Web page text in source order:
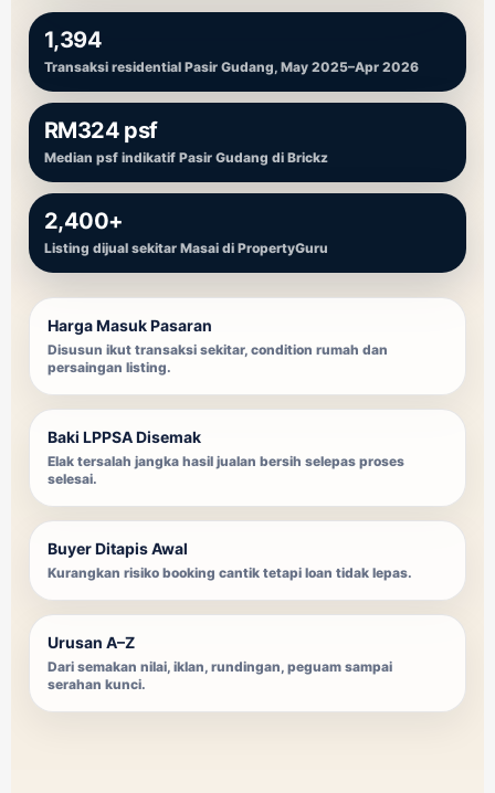
1,394
Transaksi residential Pasir Gudang, May 2025–Apr 2026
RM324 psf
Median psf indikatif Pasir Gudang di Brickz
2,400+
Listing dijual sekitar Masai di PropertyGuru
Harga Masuk Pasaran
Disusun ikut transaksi sekitar, condition rumah dan
persaingan listing.
Baki LPPSA Disemak
Elak tersalah jangka hasil jualan bersih selepas proses
selesai.
Buyer Ditapis Awal
Kurangkan risiko booking cantik tetapi loan tidak lepas.
Urusan A–Z
Dari semakan nilai, iklan, rundingan, peguam sampai
serahan kunci.